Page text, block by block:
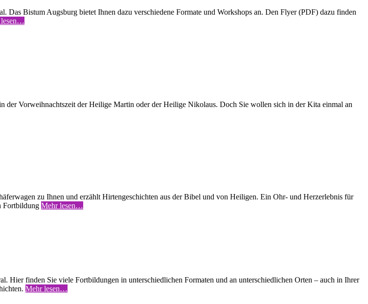
Bistum Augsburg bietet Ihnen dazu verschiedene Formate und Workshops an. Den Flyer (PDF) dazu finden
lesen…
Vorweihnachtszeit der Heilige Martin oder der Heilige Nikolaus. Doch Sie wollen sich in der Kita einmal an
zu Ihnen und erzählt Hirtengeschichten aus der Bibel und von Heiligen. Ein Ohr- und Herzerlebnis für
Fortbildung Mehr lesen…
Hier finden Sie viele Fortbildungen in unterschiedlichen Formaten und an unterschiedlichen Orten – auch in Ihrer
Mehr lesen…